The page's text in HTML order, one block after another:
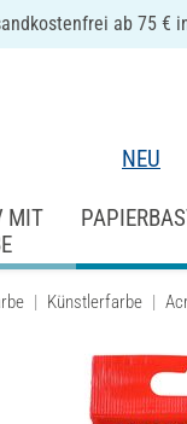
ab 75 €
NEU
MIT
Künstlerfarbe